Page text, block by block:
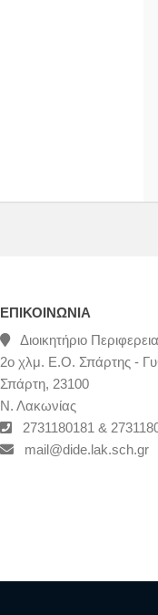
ΕΠΙΚΟΙΝΩΝΊΑ
Διοικητήριο
2ο χλμ. Ε.Ο. Σπάρτης -
Σπάρτη, 23100
Ν. Λακωνίας
2731180181 &
mail@dide.lak.sch.gr